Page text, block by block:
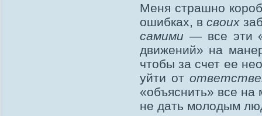
Меня страшно
ошибках, всвоих
самими — все эти
движений» на
чтобы за счет ее
уйти от
«объяснить» все на
не дать молодым